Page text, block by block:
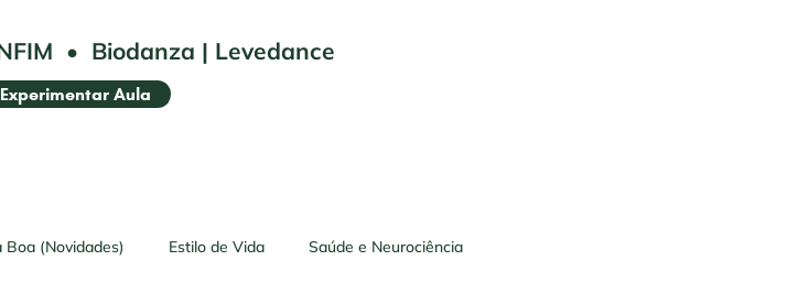
• Biodanza | Levedance
Experimentar Aula
Boa (Novidades) Estilo de Vida Saúde e Neurociência